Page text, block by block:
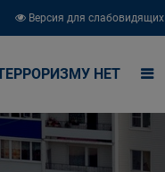
Версия для слабовидящих
НЕТ